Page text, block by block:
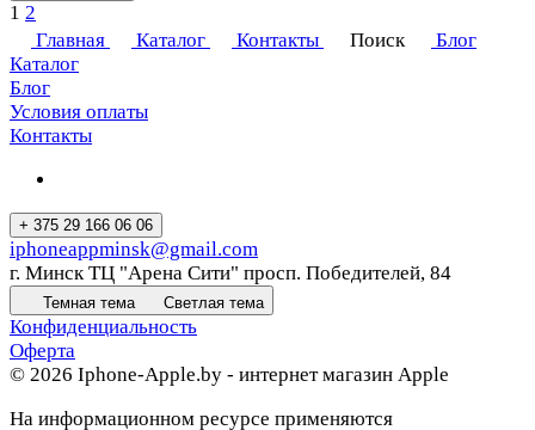
1 2
Главная
Каталог Контакты Поиск
Блог
Каталог
Блог
Условия оплаты
Контакты
+ 375 29 166 06 06
iphoneappminsk@gmail.com
г. Минск ТЦ "Арена Сити" просп. Победителей, 84
Темная тема Светлая тема
Конфиденциальность
Оферта
© 2026 Iphone-Apple.by - интернет магазин Apple
На информационном ресурсе применяются